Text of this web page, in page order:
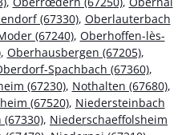
(67330), Oberlauterbach
(67240), Oberhoffen-lès-
, Oberhausbergen (67205),
Spachbach (67360),
(67230), Nothalten (67680),
(67520), Niedersteinbach
, Niederschaeffolsheim